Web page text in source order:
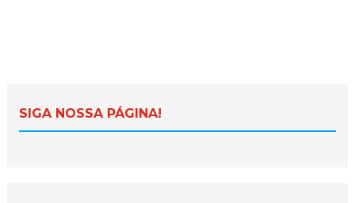
SIGA NOSSA PÁGINA!